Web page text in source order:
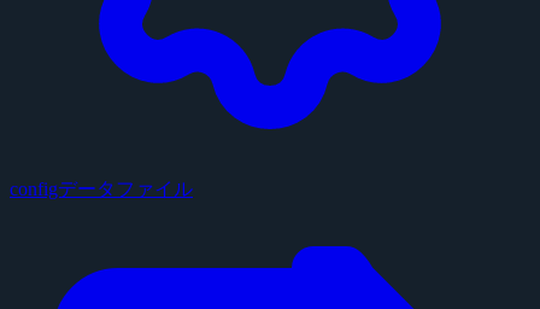
configデータファイル